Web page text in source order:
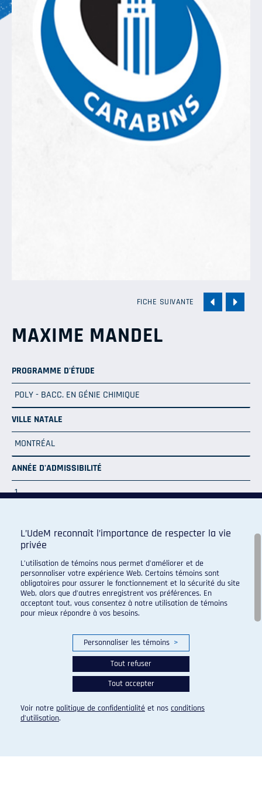
FICHE SUIVANTE
MAXIME MANDEL
PROGRAMME D'ÉTUDE
POLY - BACC. EN GÉNIE CHIMIQUE
VILLE NATALE
MONTRÉAL
ANNÉE D'ADMISSIBILITÉ
1
Programme de sport d'excellence du campus regroupant :
L’UdeM reconnaît l’importance de respecter la vie
privée
L’utilisation de témoins nous permet d’améliorer et de
personnaliser votre expérience Web. Certains témoins sont
obligatoires pour assurer le fonctionnement et la sécurité du site
Web, alors que d’autres enregistrent vos préférences. En
acceptant tout, vous consentez à notre utilisation de témoins
pour mieux répondre à vos besoins.
Personnaliser les témoins >
Tout refuser
Tout accepter
Voir notre politique de confidentialité et nos conditions
d’utilisation.